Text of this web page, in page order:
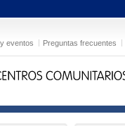
eventos Preguntas frecuentes